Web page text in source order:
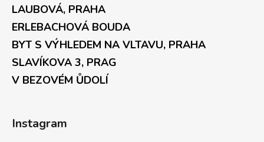
LAUBOVÁ, PRAHA
ERLEBACHOVÁ BOUDA
BYT S VÝHLEDEM NA VLTAVU, PRAHA
SLAVÍKOVA 3, PRAG
V BEZOVÉM ŮDOLÍ
Instagram